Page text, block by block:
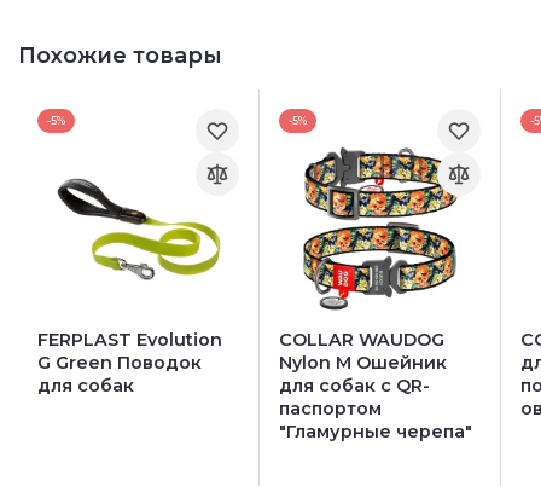
Похожие товары
-5%
FERPLAST Evolution
G Green Поводок
для собак
-5%
COLLAR WAUDOG
Nylon M Ошейник
для собак с QR-
паспортом
"Гламурные черепа"
-